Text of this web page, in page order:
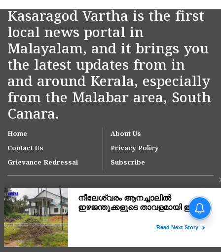
Kasaragod Vartha is the first
local news portal in
Malayalam, and it brings you
the latest updates from in
and around Kerala, especially
from the Malabar area, South
Canara.
Home
About Us
Contact Us
Privacy Policy
Grievance Redressal
Subscribe
Copyright © 2007-